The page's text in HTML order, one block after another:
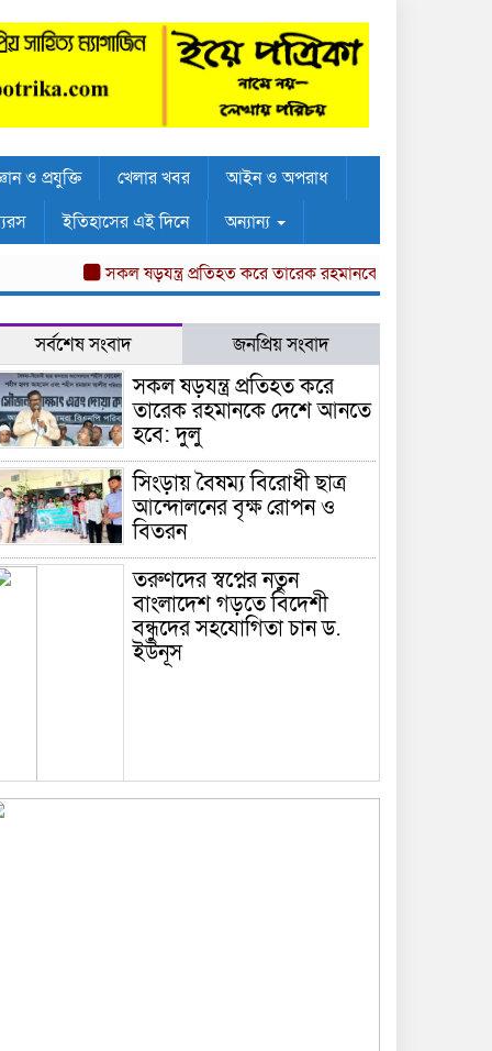
ও প্রযুক্তি খেলার খবর
আইন ও অপরাধ
ইতিহাসের এই দিনে অন্যান্য
সকল ষড়যন্ত্র প্রতিহত করে তারেক রহমানকে দেশে আনতে হবে: দুলু
সর্বশেষ সংবাদ জনপ্রিয় সংবাদ
সকল ষড়যন্ত্র প্রতিহত করে
তারেক রহমানকে দেশে আনতে
হবে: দুলু
সিংড়ায় বৈষম্য বিরোধী ছাত্র
আন্দোলনের বৃক্ষ রোপন ও
বিতরন
তরুণদের স্বপ্নের নতুন
বাংলাদেশ গড়তে বিদেশী
বন্ধুদের সহযোগিতা চান ড.
ইউনূস